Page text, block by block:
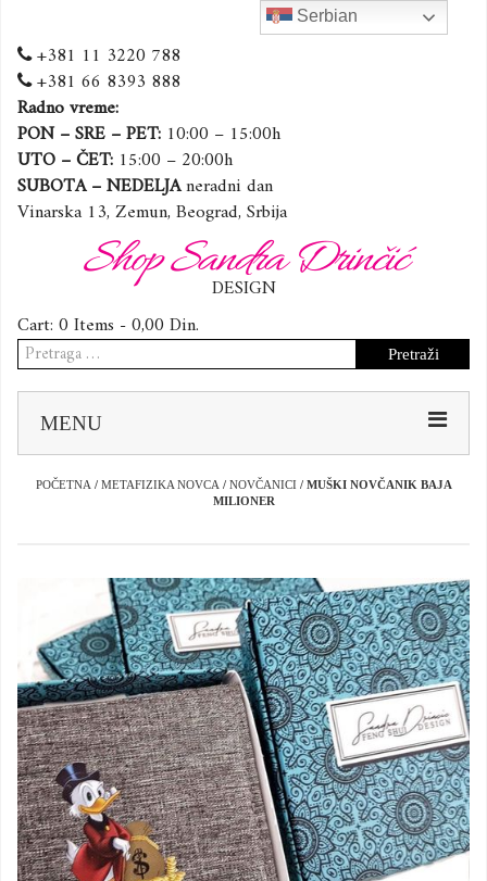
+381 11 3220 788
+381 66 8393 888
Radno vreme:
PON – SRE – PET: 10:00 – 15:00h
UTO – ČET: 15:00 – 20:00h
SUBOTA – NEDELJAneradni dan
Vinarska 13, Zemun, Beograd, Srbija
Shop Sandra Drinčić
DESIGN
Cart: 0 Items -0,00 Din.
Pretraga
za:
MENU
POČETNA / METAFIZIKA NOVCA / NOVČANICI / MUŠKI NOVČANIK BAJA
MILIONER
Serbian